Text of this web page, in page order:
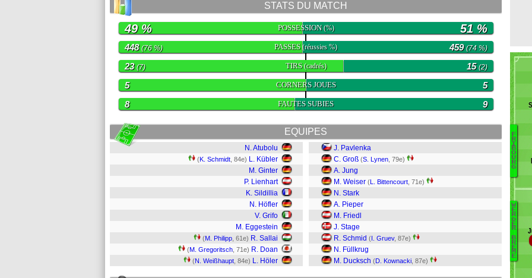
STATS DU MATCH
POSSESSION(%)
49 % 51 %
PASSES(réussies %)
448(76 %) 459(74 %)
TIRS(cadrés)
23(7) 15(2)
CORNERS JOUES
5 5
FAUTES SUBIES
8 9
EQUIPES
N. Atubolu
(K. Schmidt , 84e) L. Kübler
M. Ginter
P. Lienhart
K. Sildillia
N. Höfler
V. Grifo
M. Eggestein
(M. Philipp , 61e) R. Sallai
(M. Gregoritsch , 71e) R. Doan
(N. Weißhaupt , 84e) L. Höler
J. Pavlenka
C. Groß (S. Lynen , 79e)
A. Jung
M. Weiser (L. Bittencourt , 71e)
N. Stark
A. Pieper
M. Friedl
J. Stage
R. Schmid (I. Gruev, 87e)
N. Füllkrug
M. Ducksch (D. Kownacki , 87e)
F
R
I
B
O
U
R
G
W
E
R
D
E
R
B
R
E
M
E